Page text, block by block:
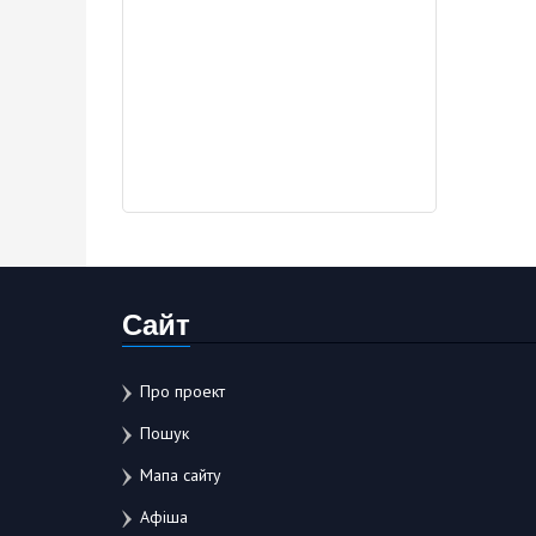
Сайт
Про проект
Пошук
Мапа сайту
Афіша